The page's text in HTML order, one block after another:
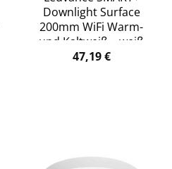
Downlight Surface
200mm WiFi Warm-
und Kaltweiß – weiß
47,19€